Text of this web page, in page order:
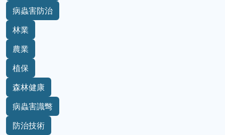
病蟲害防治
林業
農業
植保
森林健康
病蟲害識彆
防治技術